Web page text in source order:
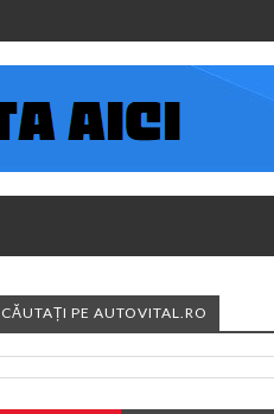
CĂUTAȚI PE AUTOVITAL.RO